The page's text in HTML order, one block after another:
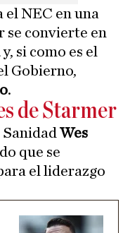
NEC en una
se convierte en
y, si como es el
Gobierno,
.
de Starmer
Wes
que se
el liderazgo